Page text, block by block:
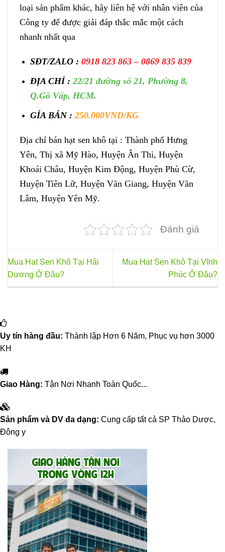
loại sản phẩm khác, hãy liên hệ với nhân viên của
Công ty để được giải đáp thắc mắc một cách
nhanh nhất qua
SĐT/ZALO : 0918 823 863 – 0869 835 839
ĐỊA CHỈ : 22/21 đường số 21, Phường 8,
Q.Gò Vấp, HCM.
GÍA BÁN : 250.000VND/KG
Địa chỉ bán hạt sen khô tại : Thành phố Hưng
Yên, Thị xã Mỹ Hào, Huyện Ân Thi, Huyện
Khoái Châu, Huyện Kim Động, Huyện Phù Cừ,
Huyện Tiên Lữ, Huyện Văn Giang, Huyện Văn
Lâm, Huyện Yên Mỹ.
Đánh giá
Mua Hạt Sen Khô Tại Hải
Dương Ở Đâu?
Mua Hạt Sen Khô Tại Vĩnh
Phúc Ở Đâu?
Uy tín hàng đầu: Thành lập Hơn 6 Năm, Phục vụ hơn 3000
KH
Giao Hàng: Tận Nơi Nhanh Toàn Quốc...
Sản phẩm và DV đa dạng: Cung cấp tất cả SP Thảo Dược,
Đông y